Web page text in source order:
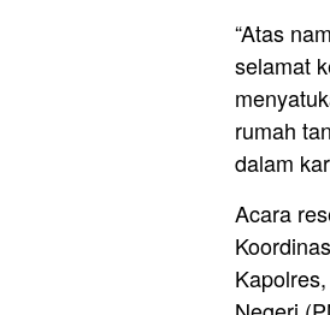
“Atas
selamat
rumah
dalam
Acara